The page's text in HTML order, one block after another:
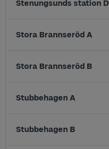
Stenungsunds station D
Stora Brannseröd A
Stora Brannseröd B
Stubbehagen A
Stubbehagen B